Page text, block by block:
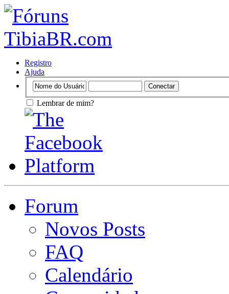
Registro
Ajuda
Lembrar de mim?
Forum
Novos Posts
FAQ
Calendário